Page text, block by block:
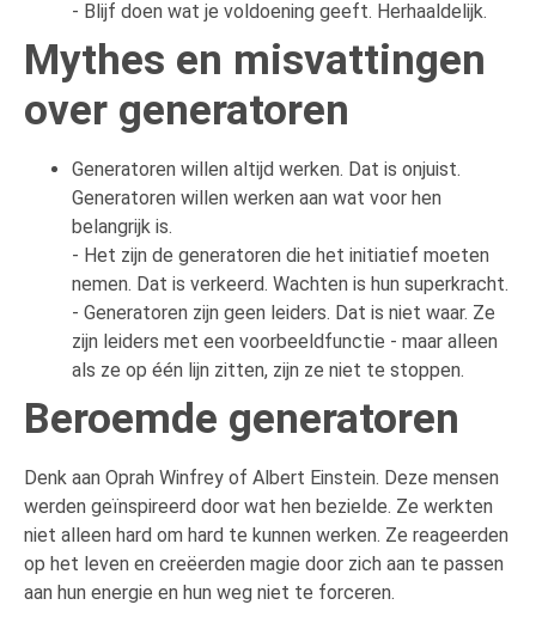
- Blijf doen wat je voldoening geeft. Herhaaldelijk.
Mythes en misvattingen
over generatoren
Generatoren willen altijd werken. Dat is onjuist.
Generatoren willen werken aan wat voor hen
belangrijk is.
- Het zijn de generatoren die het initiatief moeten
nemen. Dat is verkeerd. Wachten is hun superkracht.
- Generatoren zijn geen leiders. Dat is niet waar. Ze
zijn leiders met een voorbeeldfunctie - maar alleen
als ze op één lijn zitten, zijn ze niet te stoppen.
Beroemde generatoren
Denk aan Oprah Winfrey of Albert Einstein. Deze mensen
werden geïnspireerd door wat hen bezielde. Ze werkten
niet alleen hard om hard te kunnen werken. Ze reageerden
op het leven en creëerden magie door zich aan te passen
aan hun energie en hun weg niet te forceren.